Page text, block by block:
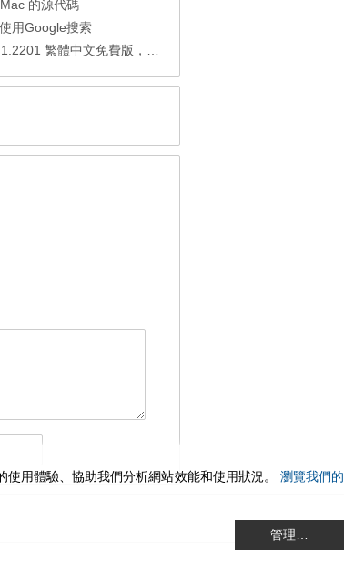
的源代碼
用Google搜索
中文免費版，老牌的虛擬光碟軟體
用體驗、協助我們分析網站效能和使用狀況。 瀏覽我們的
管理…